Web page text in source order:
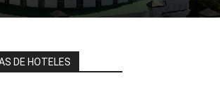
DE HOTELES